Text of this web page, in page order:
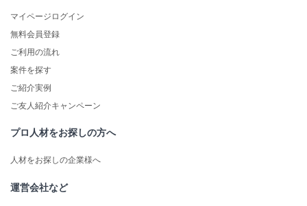
マイページログイン
無料会員登録
ご利用の流れ
案件を探す
ご紹介実例
ご友人紹介キャンペーン
プロ人材をお探しの方へ
人材をお探しの企業様へ
運営会社など